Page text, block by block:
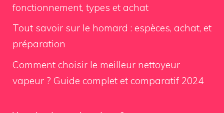
fonctionnement, types et achat
Tout savoir sur le homard : espèces, achat, et
préparation
Comment choisir le meilleur nettoyeur
vapeur ? Guide complet et comparatif 2024